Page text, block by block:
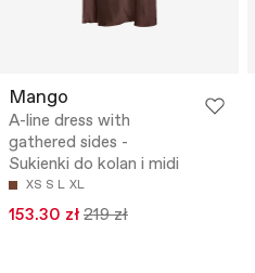
Mango
A-line dress with
gathered sides -
Sukienki do kolan i midi
XS S L XL
153.30 zł 219 zł